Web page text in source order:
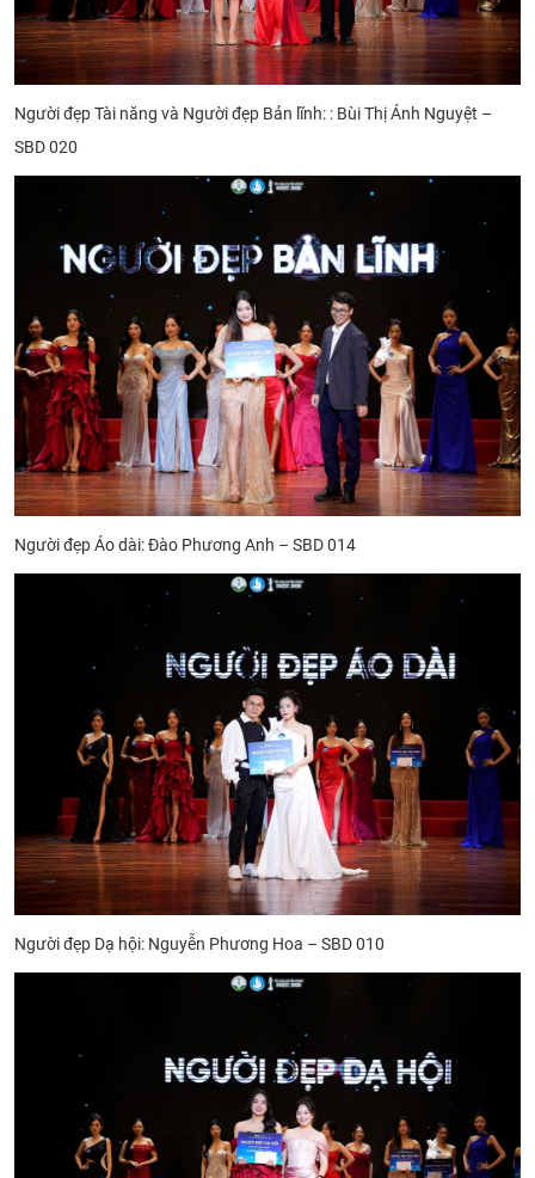
Người đẹp Tài năng và Người đẹp Bản lĩnh: : Bùi Thị Ánh Nguyệt –
SBD 020
Người đẹp Áo dài: Đào Phương Anh – SBD 014
Người đẹp Dạ hội: Nguyễn Phương Hoa – SBD 010